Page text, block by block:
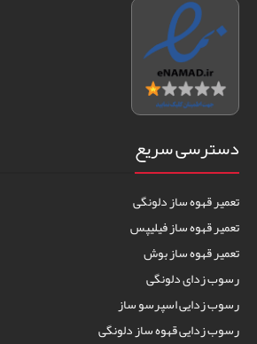
دسترسی سریع
تعمیر قهوه ساز دلونگی
تعمیر قهوه ساز فیلیپس
تعمیر قهوه ساز بوش
رسوب زدای دلونگی
رسوب زدایی اسپرسو ساز
رسوب زدایی قهوه ساز دلونگی